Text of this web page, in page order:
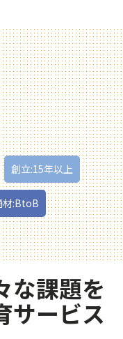
創立:15年以上
材:BtoB
な課題を
サービス